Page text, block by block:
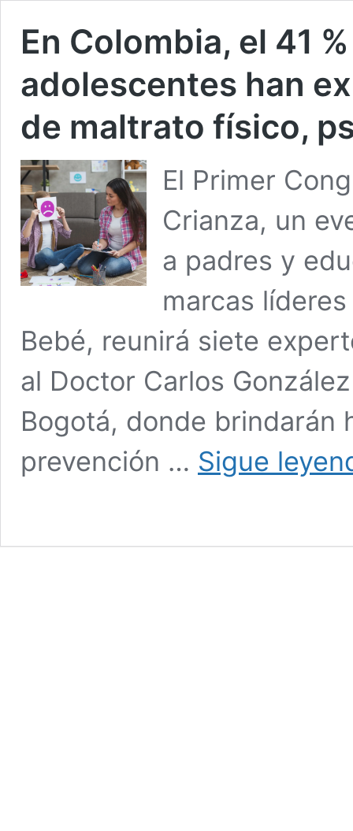
En Colombia, el 41
adolescentes han
de maltrato físico,
El Primer
Crianza, un
a padres y
marcas
Bebé, reunirá siete
al Doctor Carlos
Bogotá, donde brindarán
prevención … Sigue